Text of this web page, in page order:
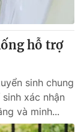
hỗ trợ
sinh chung
xác nhận
và minh...